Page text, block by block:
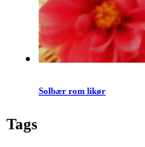
Solbær rom likør
Tags